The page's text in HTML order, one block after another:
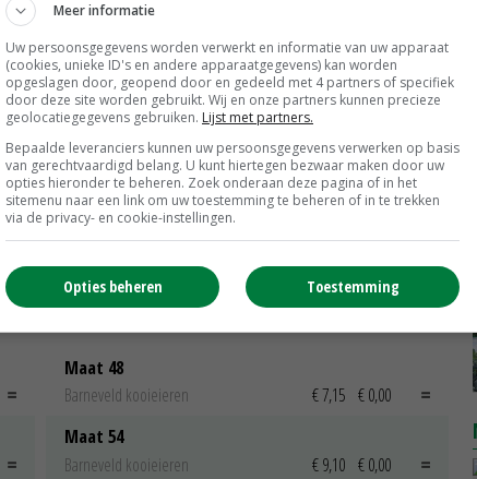
Maat 48
Barneveld kooieieren
€ 7,15 € 0,00
Maat 54
Barneveld kooieieren
€ 9,10 € 0,00
Meer informatie
Uw persoonsgegevens worden verwerkt en informatie van uw apparaat
(cookies, unieke ID's en andere apparaatgegevens) kan worden
opgeslagen door, geopend door en gedeeld met 4 partners of specifiek
door deze site worden gebruikt. Wij en onze partners kunnen precieze
geolocatiegegevens gebruiken. Lijst met partners.
Bepaalde leveranciers kunnen uw persoonsgegevens verwerken op basis
van gerechtvaardigd belang. U kunt hiertegen bezwaar maken door uw
opties hieronder te beheren. Zoek onderaan deze pagina of in het
sitemenu naar een link om uw toestemming te beheren of in te trekken
via de privacy- en cookie-instellingen.
Toestemming
Opties beheren